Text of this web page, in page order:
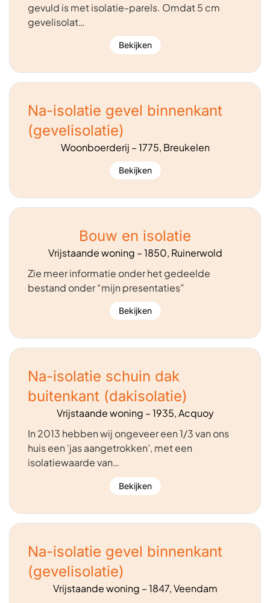
gevuld is met isolatie-parels. Omdat 5 cm
gevelisolat…
Bekijken
Na-isolatie gevel binnenkant
(gevelisolatie)
Woonboerderij – 1775, Breukelen
Bekijken
Bouw en isolatie
Vrijstaande woning – 1850, Ruinerwold
Zie meer informatie onder het gedeelde
bestand onder “mijn presentaties”
Bekijken
Na-isolatie schuin dak
buitenkant (dakisolatie)
Vrijstaande woning – 1935, Acquoy
In 2013 hebben wij ongeveer een 1/3 van ons
huis een ‘jas aangetrokken’, met een
isolatiewaarde van…
Bekijken
Na-isolatie gevel binnenkant
(gevelisolatie)
Vrijstaande woning – 1847, Veendam